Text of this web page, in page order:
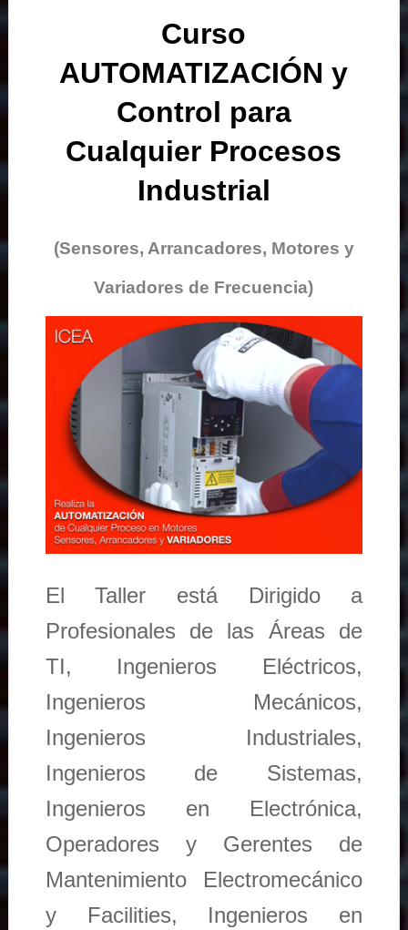
Curso
AUTOMATIZACIÓN y
Control para
Cualquier Procesos
Industrial
(Sensores, Arrancadores, Motores y
Variadores de Frecuencia)
El Taller está Dirigido a
Profesionales de las Áreas de
TI, Ingenieros Eléctricos,
Ingenieros Mecánicos,
Ingenieros Industriales,
Ingenieros de Sistemas,
Ingenieros en Electrónica,
Operadores y Gerentes de
Mantenimiento Electromecánico
y Facilities, Ingenieros en